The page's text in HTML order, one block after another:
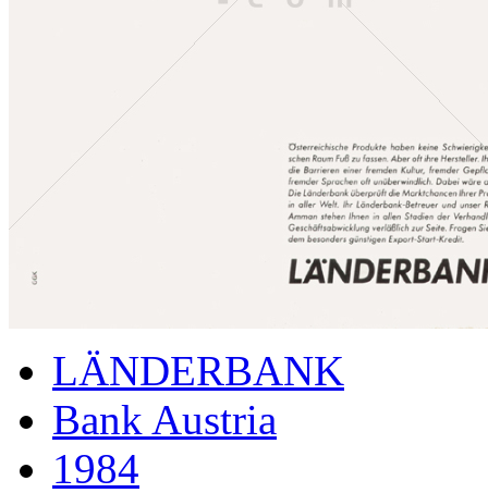
LÄNDERBANK
Bank Austria
1984